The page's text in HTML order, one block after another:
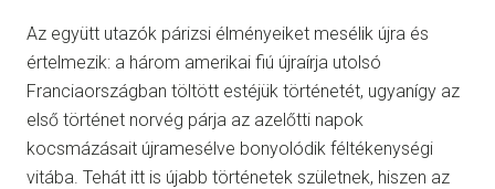
Az együtt utazók párizsi élményeiket mesélik újra és
értelmezik: a három amerikai fiú újraírja utolsó
Franciaországban töltött estéjük történetét, ugyanígy az
első történet norvég párja az azelőtti napok
kocsmázásait újramesélve bonyolódik féltékenységi
vitába. Tehát itt is újabb történetek születnek, hiszen az